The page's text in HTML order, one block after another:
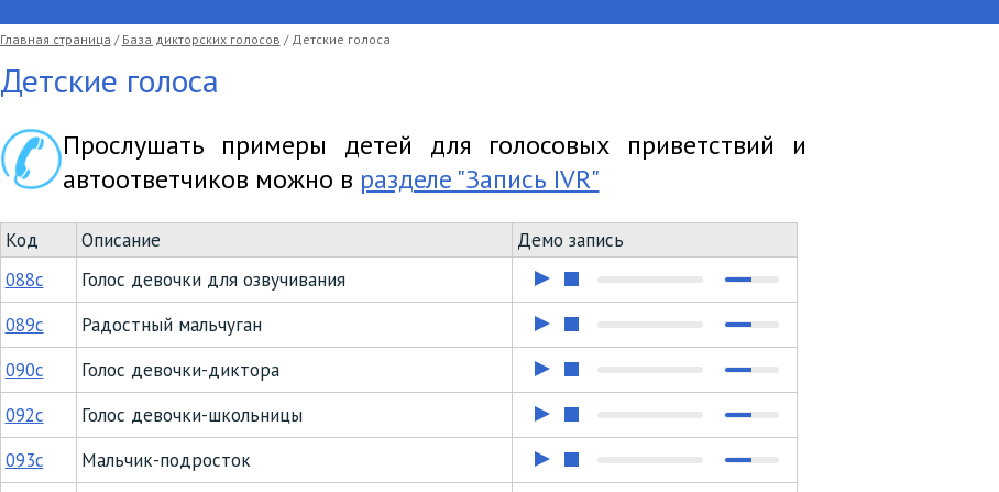
Главная страница / База дикторских голосов / Детские голоса
Детские голоса
Прослушать примеры детей для голосовых приветствий и
автоответчиков можно в разделе "Запись IVR"
Код Описание
Демо запись
088c
Голос девочки для озвучивания
089c
Радостный мальчуган
090c
Голос девочки-диктора
092c
Голос девочки-школьницы
093c
Мальчик-подросток